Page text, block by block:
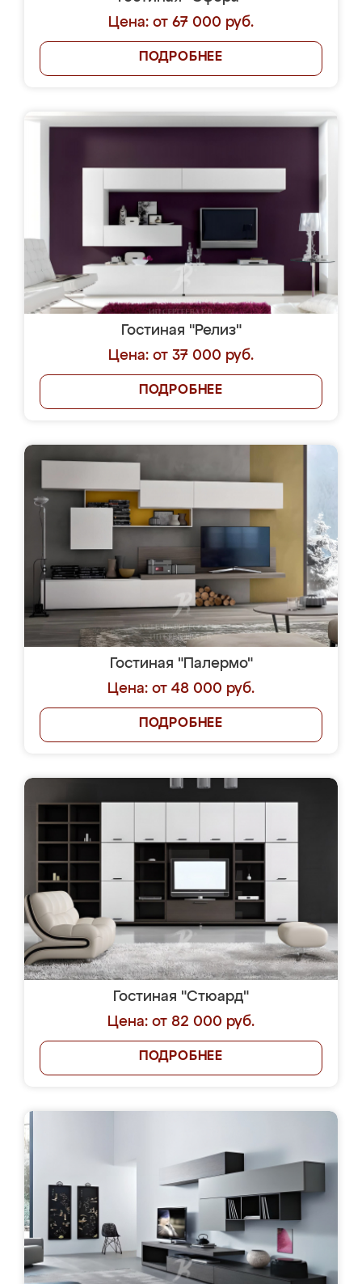
Цена: от 67 000 руб.
ПОДРОБНЕЕ
Гостиная "Релиз"
Цена: от 37 000 руб.
ПОДРОБНЕЕ
Гостиная "Палермо"
Цена: от 48 000 руб.
ПОДРОБНЕЕ
Гостиная "Стюард"
Цена: от 82 000 руб.
ПОДРОБНЕЕ